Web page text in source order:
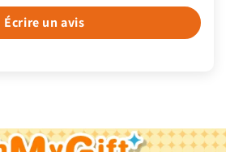
Écrire un avis